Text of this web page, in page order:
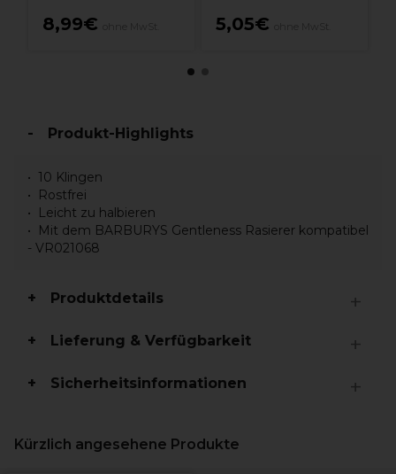
8,99€ 5,05€
Produkt-Highlights
10 Klingen
Rostfrei
Leicht zu halbieren
Mit dem BARBURYS Gentleness Rasierer kompatibel
- VR021068
Produktdetails
Lieferung & Verfügbarkeit
Sicherheitsinformationen
Kürzlich angesehene Produkte